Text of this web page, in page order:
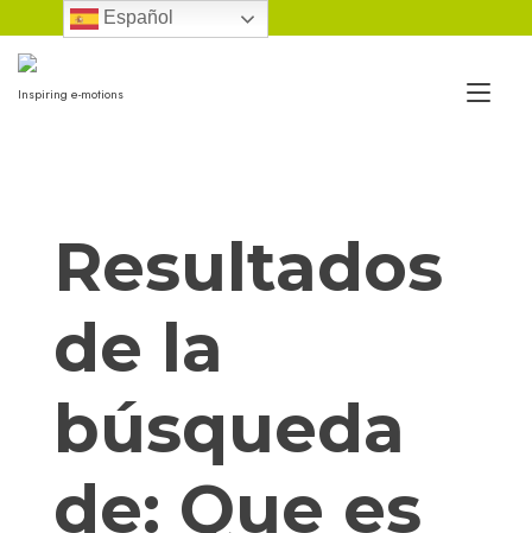
al
contenido
Inspiring e-motions
Resultados
de la
búsqueda
de: Que es
Español